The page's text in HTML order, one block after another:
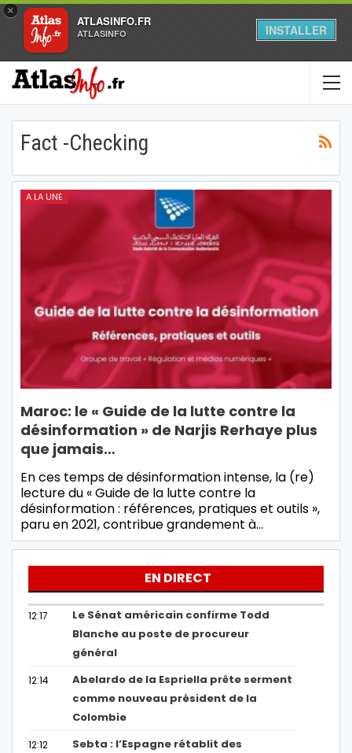
×
ATLASINFO.FR
ATLASINFO INSTALLER
Fact -checking
A LA UNE
Maroc: le « Guide de la lutte contre la
désinformation » de Narjis Rerhaye plus
que jamais…
En ces temps de désinformation intense, la (re)
lecture du « Guide de la lutte contre la
désinformation : références, pratiques et outils »,
paru en 2021, contribue grandement à…
EN DIRECT
12:17
Le Sénat américain confirme Todd
Blanche au poste de procureur
général
12:14
Abelardo de la Espriella prête serment
comme nouveau président de la
Colombie
12:12
Sebta : l’Espagne rétablit des